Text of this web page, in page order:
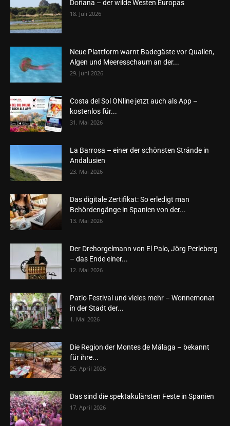
Doñana – der wilde Westen Europas
18. Juli 2026
Neue Plattform warnt Badegäste vor Quallen,
Algen und Meeresschaum an der...
29. Juni 2026
Costa del Sol ONline jetzt auch als App –
kostenlos für...
31. Mai 2026
La Barrosa – einer der schönsten Strände in
Andalusien
23. Mai 2026
Das digitale Zertifikat: So erledigt man
Behördengänge in Spanien von der...
13. Mai 2026
Der Drehorgelmann von El Palo, Jörg Perleberg
– das Ende einer...
12. Mai 2026
Patio Festival und vieles mehr – Wonnemonat
in der Stadt der...
1. Mai 2026
Die Region der Montes de Málaga – bekannt
für ihre...
25. April 2026
Das sind die spektakulärsten Feste in Spanien
17. April 2026